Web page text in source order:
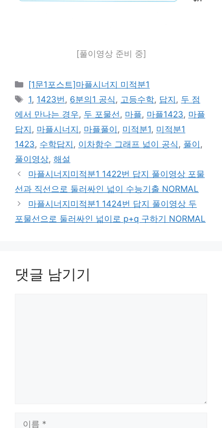
[풀이영상 준비 중]
카
테
고
리
[1문1포스트]마플시너지 미적분1
태
그
1, 1423번 , 6분의1 공식 , 고등수학, 답지 , 두 점
에서 만나는 경우, 두 포물선 , 마플, 마플1423, 마플
답지 , 마플시너지 , 마플풀이 , 미적분1, 미적분1
1423, 수학답지 , 이차함수 그래프 넓이 공식 , 풀이 ,
풀이영상, 해설
마플시너지미적분1 1422번 답지 풀이영상 포물
선과 직선으로 둘러싸인 넓이 수능기출 NORMAL
마플시너지미적분1 1424번 답지 풀이영상 두
포물선으로 둘러싸인 넓이로 p+q 구하기 NORMAL
댓글 남기기